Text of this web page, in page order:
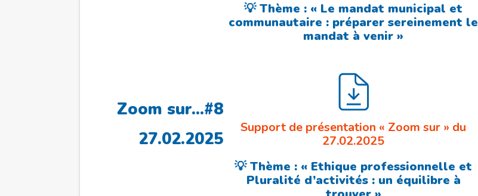
💡 Thème : « Le mandat municipal et
communautaire : préparer sereinement le
mandat à venir »
Zoom sur…#8
27.02.2025
Support de présentation « Zoom sur » du
27.02.2025
💡 Thème : « Ethique professionnelle et
Pluralité d’activités : un équilibre à